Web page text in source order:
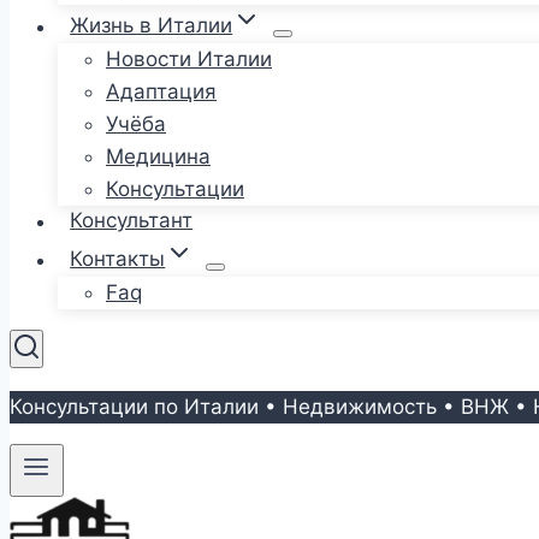
Жизнь в Италии
Новости Италии
Адаптация
Учёба
Медицина
Консультации
Консультант
Контакты
Faq
Консультации по Италии • Недвижимость • ВНЖ •